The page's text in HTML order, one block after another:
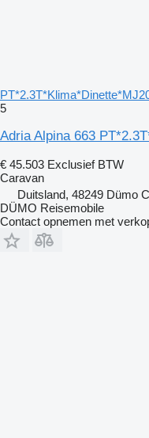
5
Adria Alpina 663
€ 45.503 Exclusief BTW
Caravan
Duitsland, 48249 Dümo
DÜMO Reisemobile
Contact opnemen met